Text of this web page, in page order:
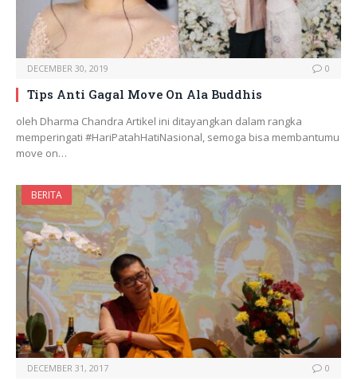
DECEMBER 30, 2019 0
Tips Anti Gagal Move On Ala Buddhis
oleh Dharma Chandra Artikel ini ditayangkan dalam rangka
memperingati #HariPatahHatiNasional, semoga bisa membantumu
move on…
BERITA
DECEMBER 31, 2017 0